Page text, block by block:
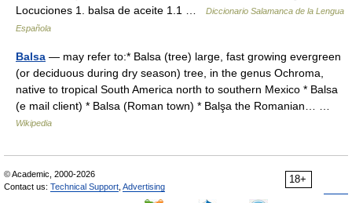
Locuciones 1. balsa de aceite 1.1 …
Diccionario Salamanca de la Lengua
Española
Balsa — may refer to:* Balsa (tree) large, fast growing evergreen
(or deciduous during dry season) tree, in the genus Ochroma,
native to tropical South America north to southern Mexico * Balsa
(e mail client) * Balsa (Roman town) * Balşa the Romanian… …
Wikipedia
18+
© Academic, 2000-2026
Contact us: Technical Support Advertising